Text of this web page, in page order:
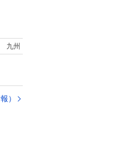
九州
）